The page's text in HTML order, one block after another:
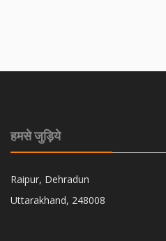
हमसे जुड़िये
Raipur, Dehradun
Uttarakhand, 248008